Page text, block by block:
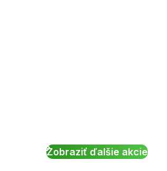
Zobraziť ďalšie akcie